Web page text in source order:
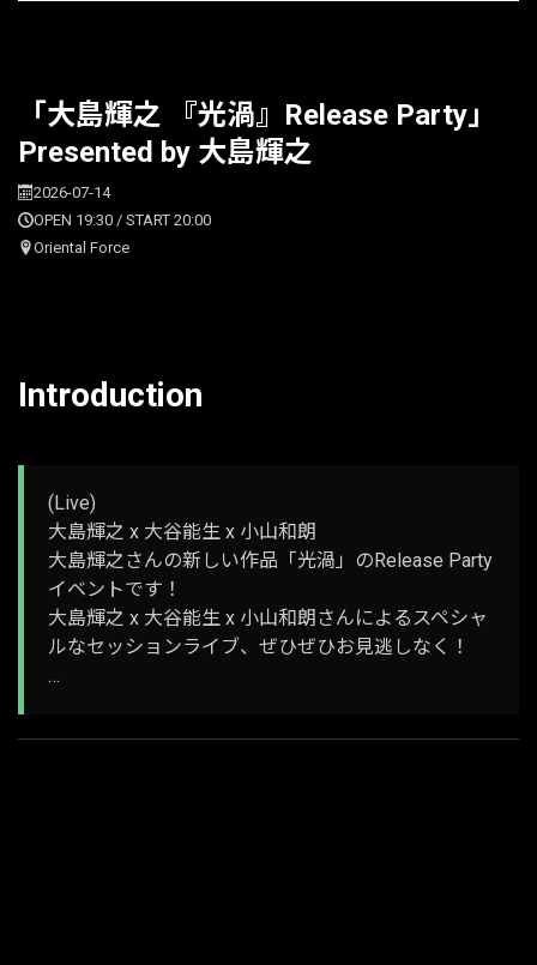
「大島輝之 『光渦』Release Party」
Presented by 大島輝之
2026-07-14
OPEN 19:30 / START 20:00
Oriental Force
Introduction
(Live)
大島輝之 x 大谷能生 x 小山和朗
大島輝之さんの新しい作品「光渦」のRelease Party
イベントです！
大島輝之 x 大谷能生 x 小山和朗さんによるスペシャ
ルなセッションライブ、ぜひぜひお見逃しなく！
…